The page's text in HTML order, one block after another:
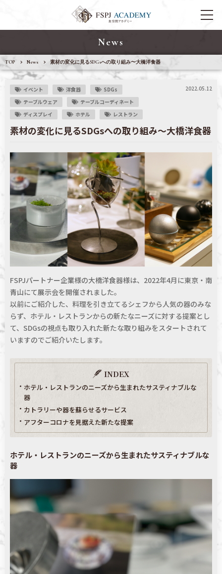
News
TOP News 素材の変化に見るSDGsへの取り組み〜大橋洋食器
2022.05.12
イベント 洋食器
SDGs
テーブルウェア
テーブルコーディネート
ディスプレイ
ホテル レストラン
素材の変化に見るSDGsへの取り組み〜大橋洋食器
FSPJパートナー企業様の大橋洋食器様は、2022年4月に東京・南
青山にて展示会を開催されました。
以前にご紹介した、料理を引き立てるシェフから人気の器のみな
らず、ホテル・レストランからの新たなニーズに対する提案とし
て、SDGsの視点も取り入れた新たな取り組みをスタートされて
いますのでご紹介いたします。
INDEX
ホテル・レストランのニーズから生まれたサスティナブルな
器
カトラリーや器を蘇らせるサービス
アフターコロナを見据えた新たな提案
ホテル・レストランのニーズから生まれたサスティナブルな
器